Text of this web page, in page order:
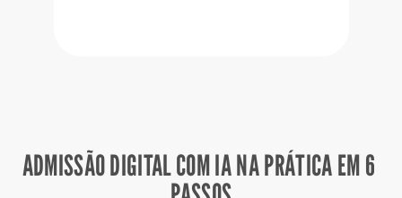
ADMISSÃO DIGITAL COM IA NA PRÁTICA EM 6